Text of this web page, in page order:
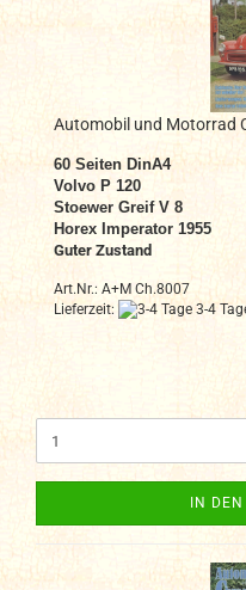
Automobil und Motorrad
60 Seiten DinA4
Volvo P 120
Stoewer Greif V 8
Horex Imperator 1955
Guter Zustand
Art.Nr.: A+M Ch.8007
Lieferzeit:
3-4
IN